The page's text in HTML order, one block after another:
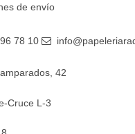
de envío
78 10
42
Cruce L-3